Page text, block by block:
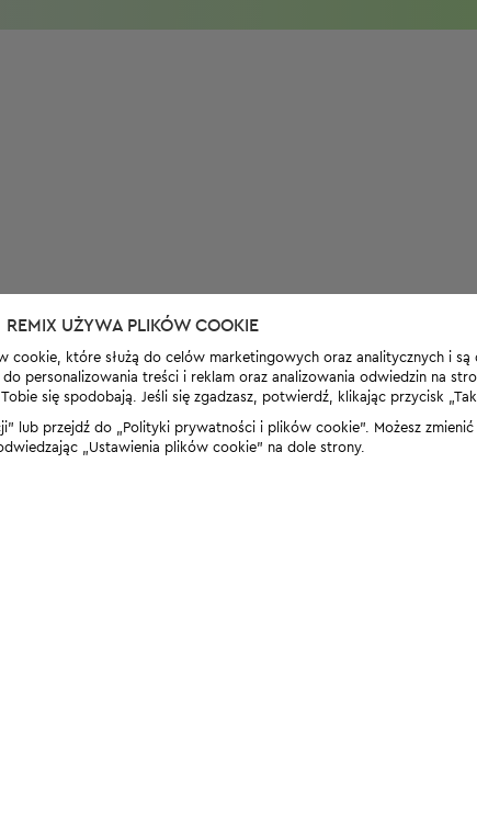
REMIX UŻYWA PLIKÓW COOKIE
cookie, które służą do celów marketingowych oraz analitycznych i są
personalizowania treści i reklam oraz analizowania odwiedzin na
się spodobają. Jeśli się zgadzasz, potwierdź, klikając przycisk
lub przejdź do „Polityki prywatności i plików cookie”. Możesz
„Ustawienia plików cookie” na dole strony.